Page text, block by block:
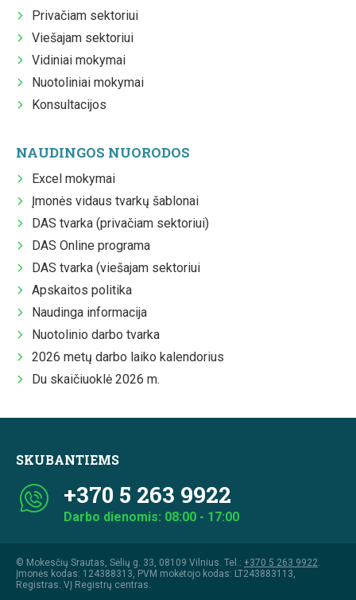
Privačiam sektoriui
Viešajam sektoriui
Vidiniai mokymai
Nuotoliniai mokymai
Konsultacijos
NAUDINGOS NUORODOS
Excel mokymai
Įmonės vidaus tvarkų šablonai
DAS tvarka (privačiam sektoriui)
DAS Online programa
DAS tvarka (viešajam sektoriui
Apskaitos politika
Naudinga informacija
Nuotolinio darbo tvarka
2026 metų darbo laiko kalendorius
Du skaičiuoklė 2026 m.
SKUBANTIEMS
+370 5 263 9922
Darbo dienomis: 08:00 - 17:00
© Mokesčių Srautas, Sėlių g. 33, 08109 Vilnius. Tel.: +370 5 263 9922
Įmonės kodas: 124388313, PVM mokėtojo kodas: LT243883113,
Registras: VĮ Registrų centras.